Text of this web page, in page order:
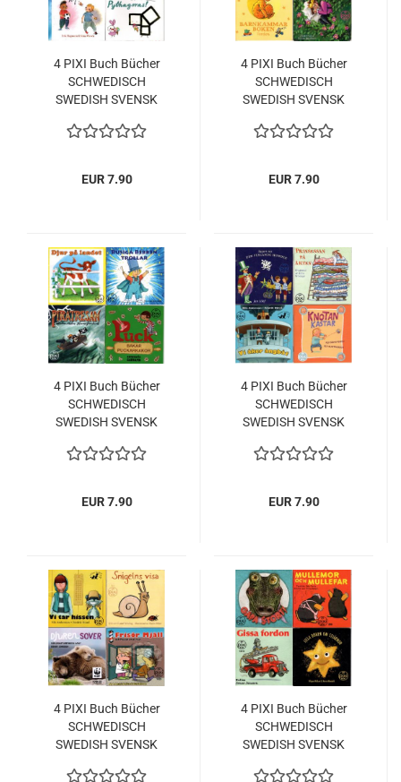
4 PIXI Buch Bücher
SCHWEDISCH
SWEDISH SVENSK
EUR 7.90
4 PIXI Buch Bücher
SCHWEDISCH
SWEDISH SVENSK
EUR 7.90
4 PIXI Buch Bücher
SCHWEDISCH
SWEDISH SVENSK
EUR 7.90
4 PIXI Buch Bücher
SCHWEDISCH
SWEDISH SVENSK
EUR 7.90
4 PIXI Buch Bücher
SCHWEDISCH
SWEDISH SVENSK
4 PIXI Buch Bücher
SCHWEDISCH
SWEDISH SVENSK